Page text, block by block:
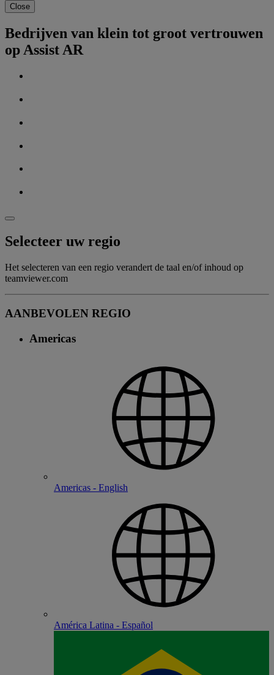
Close
Bedrijven van klein tot groot vertrouwen
op Assist AR
Selecteer uw regio
Het selecteren van een regio verandert de taal en/of inhoud op
teamviewer.com
AANBEVOLEN REGIO
Americas
Americas - English
América Latina - Español